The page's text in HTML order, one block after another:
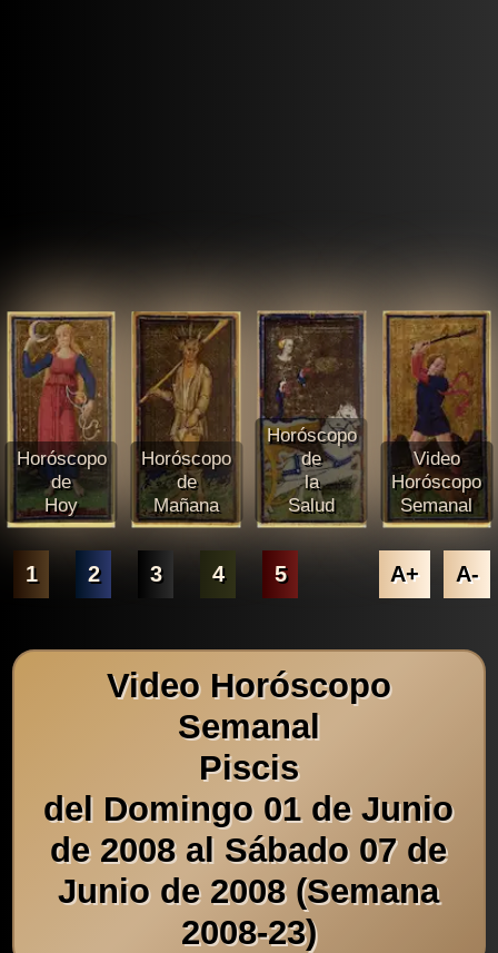
Horóscopo
de
Hoy
Horóscopo
de
Mañana
Horóscopo
de
la
Salud
Video
Horóscopo
Semanal
1 2 3 4 5 A+ A-
Video Horóscopo
Semanal
Piscis
del Domingo 01 de Junio
de 2008 al Sábado 07 de
Junio de 2008 (Semana
2008-23)